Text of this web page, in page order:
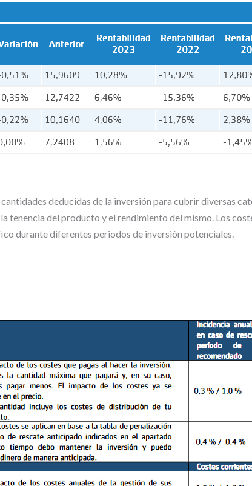
deducidas de la inversión para cubrir diversas
tenencia del producto y el rendimiento del mismo. Los
durante diferentes periodos de inversión potenciales.